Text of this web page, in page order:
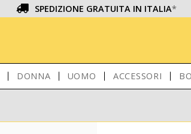
SPEDIZIONE GRATUITA IN ITALIA*
DONNA UOMO ACCESSORI